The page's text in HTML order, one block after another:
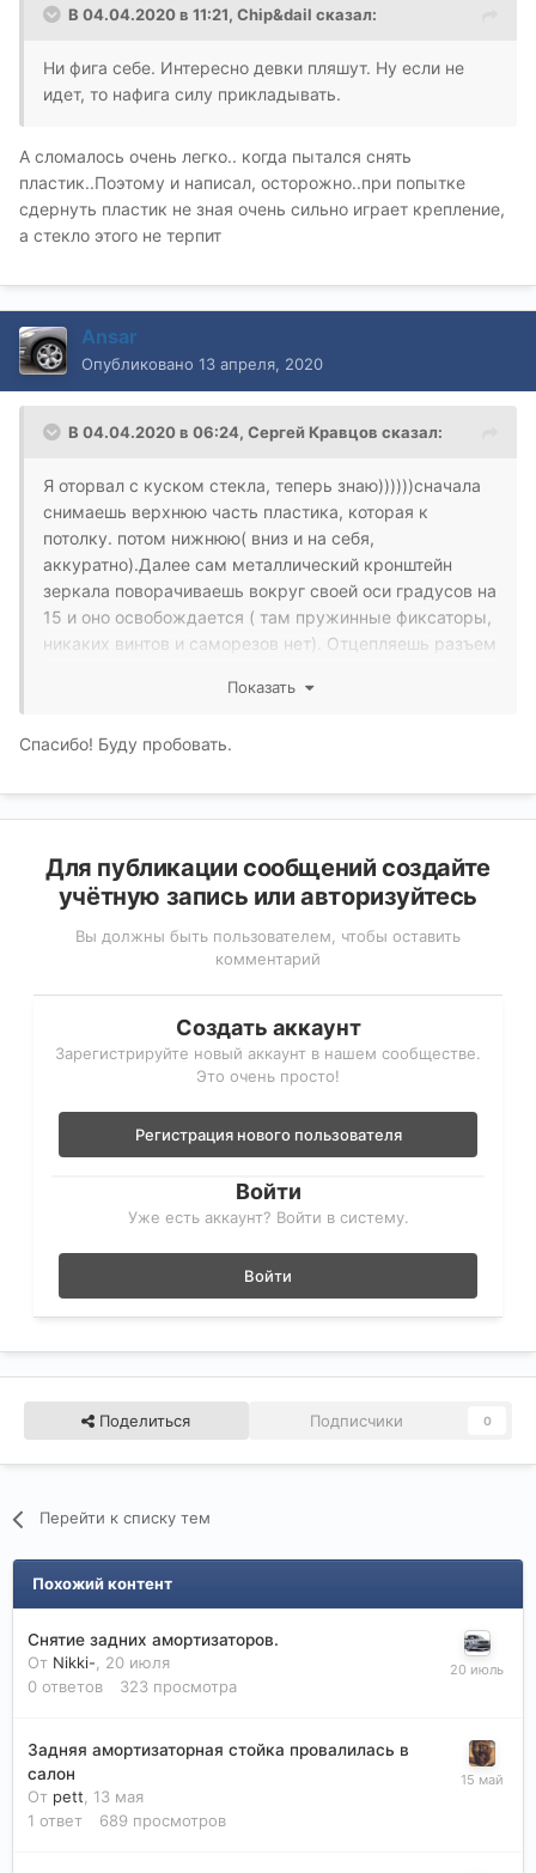
В 04.04.2020 в 11:21, Chip&dail сказал:
Ни фига себе. Интересно девки пляшут. Ну если не
идет, то нафига силу прикладывать.
А сломалось очень легко.. когда пытался снять
пластик..Поэтому и написал, осторожно..при попытке
сдернуть пластик не зная очень сильно играет крепление,
а стекло этого не терпит
Ansar
Опубликовано 13 апреля, 2020
В 04.04.2020 в 06:24, Сергей Кравцов сказал:
Я оторвал с куском стекла, теперь знаю))))))сначала
снимаешь верхнюю часть пластика, которая к
потолку. потом нижнюю( вниз и на себя,
аккуратно).Далее сам металлический кронштейн
зеркала поворачиваешь вокруг своей оси градусов на
15 и оно освобождается ( там пружинные фиксаторы,
никаких винтов и саморезов нет). Отцепляешь разъем
Показать
Спасибо! Буду пробовать.
Для публикации сообщений создайте
учётную запись или авторизуйтесь
Вы должны быть пользователем, чтобы оставить
комментарий
Создать аккаунт
Зарегистрируйте новый аккаунт в нашем сообществе.
Это очень просто!
Регистрация нового пользователя
Войти
Уже есть аккаунт? Войти в систему.
Войти
Поделиться Подписчики 0
Перейти к списку тем
Похожий контент
Снятие задних амортизаторов.
От Nikki-
20 июля
0 ответов 323 просмотра
Задняя амортизаторная стойка провалилась в
салон
От pett
13 мая
1 ответ 689 просмотров